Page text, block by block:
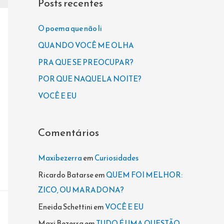
i
s
a
o
:
O poema que não li
QUANDO VOCÊ ME OLHA
PRA QUE SE PREOCUPAR?
POR QUE NAQUELA NOITE?
VOCÊ E EU
Comentários
MaxibezerraemCuriosidades
Ricardo BatarseemQUEM FOI MELHOR:
ZICO, OU MARADONA?
Eneida SchettiniemVOCÊ E EU